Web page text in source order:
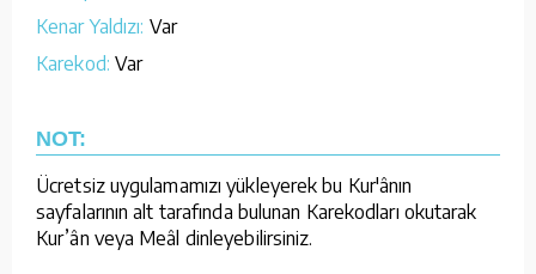
Kenar Yaldızı: Var
Karekod: Var
NOT:
Ücretsiz uygulamamızı yükleyerek bu Kur'ânın
sayfalarının alt tarafında bulunan Karekodları okutarak
Kur’ân veya Meâl dinleyebilirsiniz.